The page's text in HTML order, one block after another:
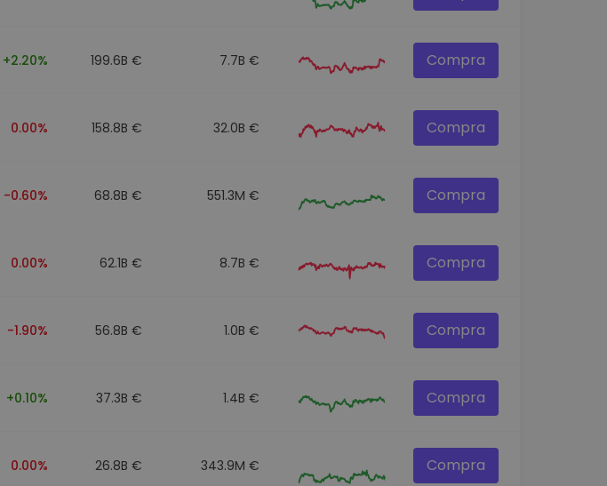
+2.20% 199.6B € 7.7B € Compra
0.00% 158.8B € 32.0B € Compra
-0.60% 68.8B € 551.3M € Compra
0.00% 62.1B € 8.7B € Compra
-1.90% 56.8B € 1.0B € Compra
+0.10% 37.3B € 1.4B € Compra
0.00% 26.8B € 343.9M € Compra